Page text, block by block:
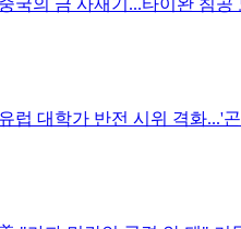
국의 금 사재기...타이완 침공
럽 대학가 반전 시위 격화...'